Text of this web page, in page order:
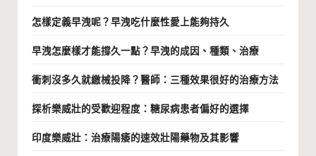
怎樣定義早洩呢？早洩吃什麼性愛上能夠持久
早洩怎麼樣才能撐久一點？早洩的成因、種類、治療
衝刺沒多久就繳械投降？醫師：三種效果很好的治療方法
探析樂威壯的受歡迎程度：糖尿病患者偏好的選擇
印度樂威壯：治療陽痿的速效壯陽藥物及其影響